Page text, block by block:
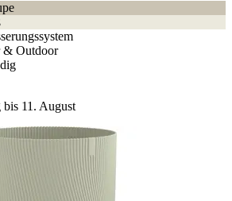
& Outdoor
11. August